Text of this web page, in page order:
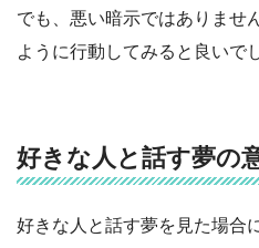
でも、悪い暗示ではありませ
ように行動してみると良いで
好きな人と話す夢の
好きな人と話す夢を見た場合